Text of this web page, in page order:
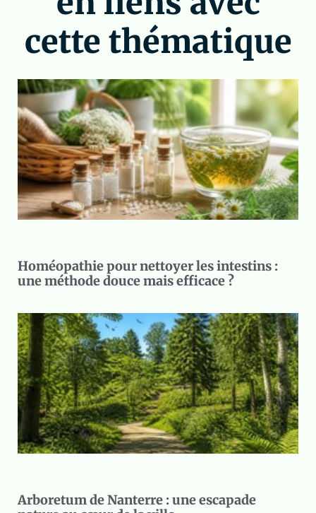
cette thématique
Homéopathie pour nettoyer les intestins :
une méthode douce mais efficace ?
Arboretum de Nanterre : une escapade